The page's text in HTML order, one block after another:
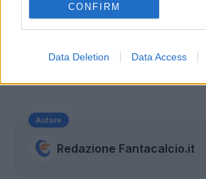
CONFIRM
Data Deletion Data Access
Autore
Redazione Fantacalcio.it